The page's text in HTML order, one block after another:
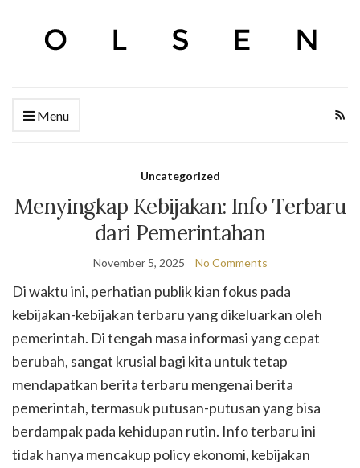
Menu
Uncategorized
Menyingkap Kebijakan: Info Terbaru
dari Pemerintahan
November 5, 2025 No Comments
Di waktu ini, perhatian publik kian fokus pada
kebijakan-kebijakan terbaru yang dikeluarkan oleh
pemerintah. Di tengah masa informasi yang cepat
berubah, sangat krusial bagi kita untuk tetap
mendapatkan berita terbaru mengenai berita
pemerintah, termasuk putusan-putusan yang bisa
berdampak pada kehidupan rutin. Info terbaru ini
tidak hanya mencakup policy ekonomi, kebijakan